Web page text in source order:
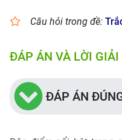
Câu hỏi trong đề:
ĐÁP ÁN VÀ LỜI GIẢI
ĐÁP ÁN